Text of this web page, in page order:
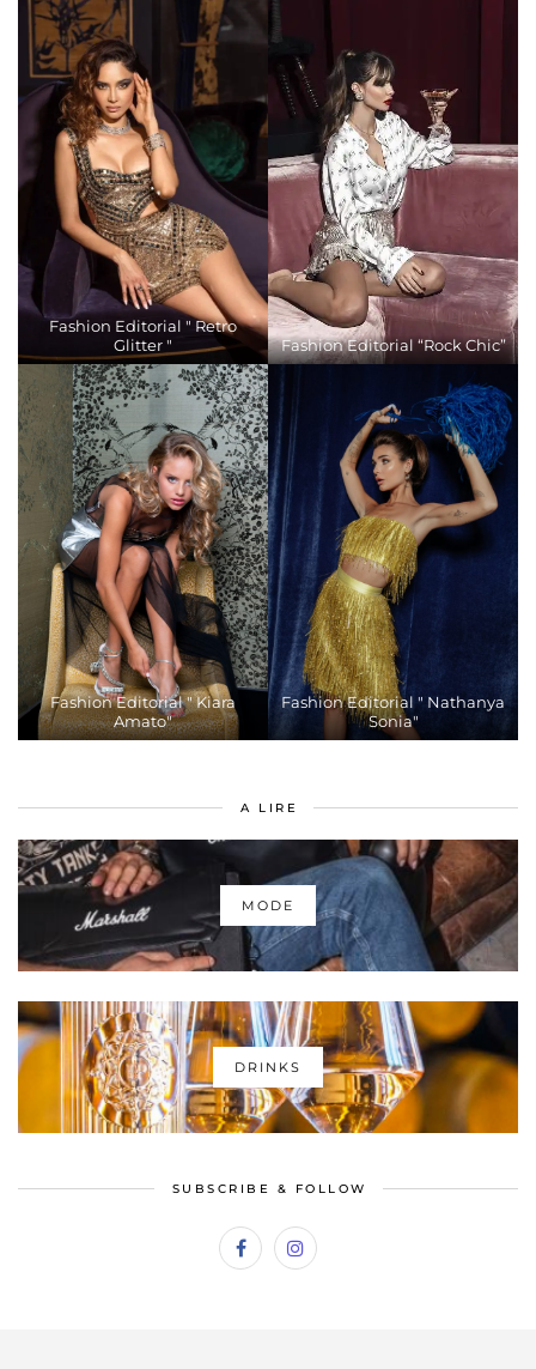
Fashion Editorial " Retro
Glitter "
Fashion Editorial “Rock Chic”
Fashion Editorial " Kiara
Amato"
Fashion Editorial " Nathanya
Sonia"
A LIRE
MODE
DRINKS
SUBSCRIBE & FOLLOW